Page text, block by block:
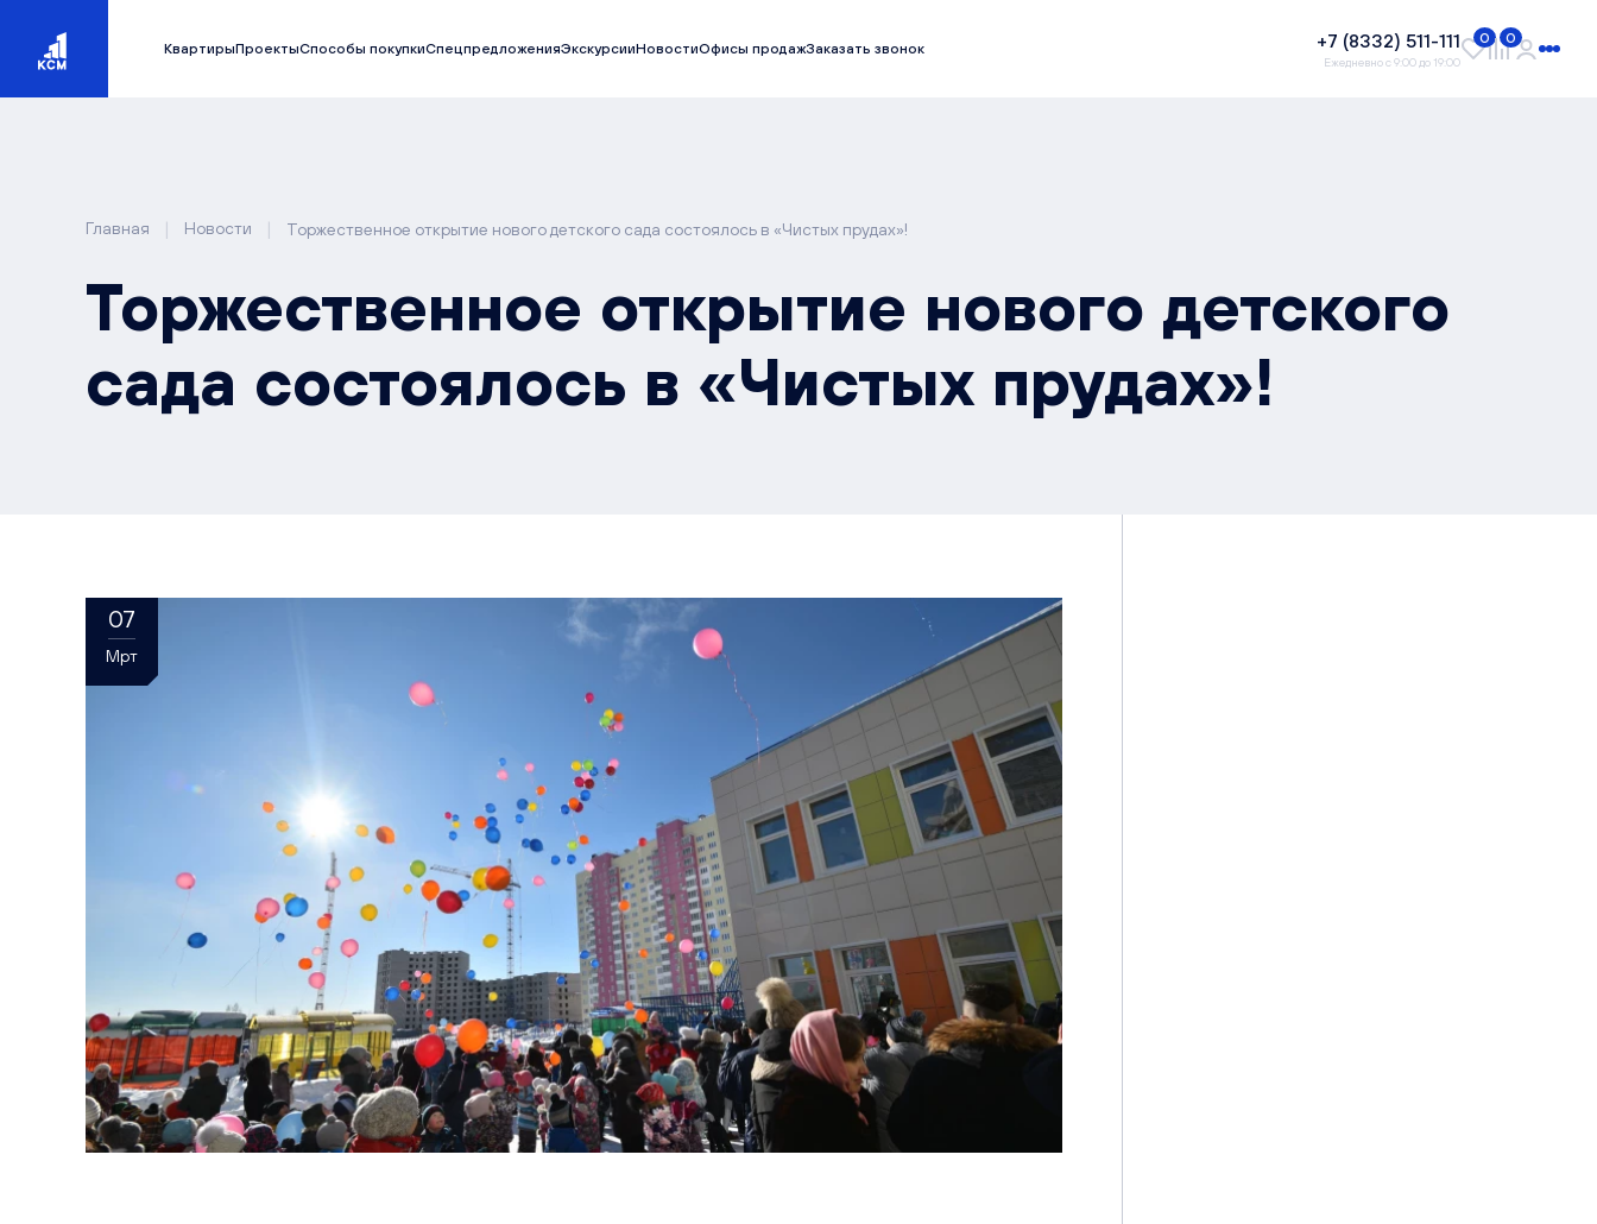
КвартирыПроектыСпособы покупкиСпецпредложенияЭкскурсииНовостиОфисы продажЗаказать звонок +7 (8332) 511-111
Ежедневно с 9:00 до 19:00
0 0
Главная | Новости | Торжественное открытие нового детского сада состоялось в «Чистых прудах»!
Торжественное открытие нового детского
сада состоялось в «Чистых прудах»!
07
Мрт